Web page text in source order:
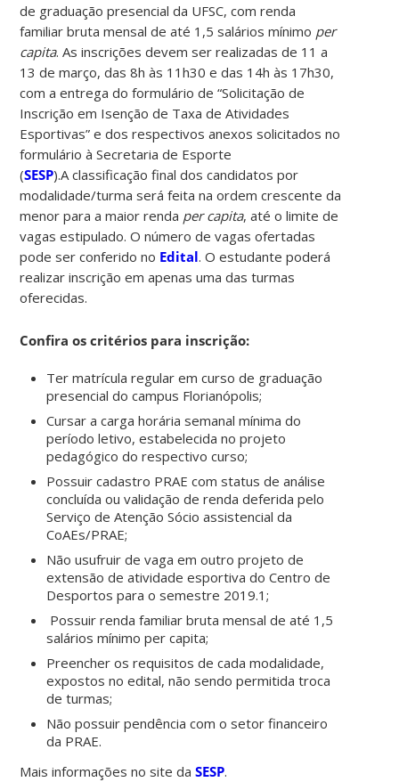
de graduação presencial da UFSC, com renda
familiar bruta mensal de até 1,5 salários mínimo per
capita. As inscrições devem ser realizadas de 11 a
13 de março, das 8h às 11h30 e das 14h às 17h30,
com a entrega do formulário de “Solicitação de
Inscrição em Isenção de Taxa de Atividades
Esportivas” e dos respectivos anexos solicitados no
formulário à Secretaria de Esporte
(SESP).A classificação final dos candidatos por
modalidade/turma será feita na ordem crescente da
menor para a maior renda per capita, até o limite de
vagas estipulado. O número de vagas ofertadas
pode ser conferido no Edital. O estudante poderá
realizar inscrição em apenas uma das turmas
oferecidas.
Confira os critérios para inscrição:
Ter matrícula regular em curso de graduação
presencial do campus Florianópolis;
Cursar a carga horária semanal mínima do
período letivo, estabelecida no projeto
pedagógico do respectivo curso;
Possuir cadastro PRAE com status de análise
concluída ou validação de renda deferida pelo
Serviço de Atenção Sócio assistencial da
CoAEs/PRAE;
Não usufruir de vaga em outro projeto de
extensão de atividade esportiva do Centro de
Desportos para o semestre 2019.1;
Possuir renda familiar bruta mensal de até 1,5
salários mínimo per capita;
Preencher os requisitos de cada modalidade,
expostos no edital, não sendo permitida troca
de turmas;
Não possuir pendência com o setor financeiro
da PRAE.
Mais informações no site daSESP.